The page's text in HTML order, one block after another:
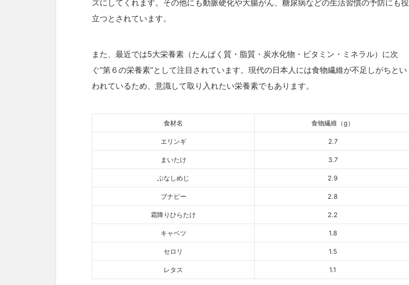
ズにしてくれます。その他にも動脈硬化や大腸がん、糖尿病などの生活習慣の予防にも役
立つとされています。
また、最近では5大栄養素（たんぱく質・脂質・炭水化物・ビタミン・ミネラル）に次
ぐ“第６の栄養素”として注目されています。現代の日本人には食物繊維が不足しがちとい
われているため、意識して取り入れたい栄養素でもあります。
食材名 食物繊維（g）
エリンギ 2.7
まいたけ 3.7
ぶなしめじ 2.9
ブナピー 2.8
霜降りひらたけ 2.2
キャベツ 1.8
セロリ 1.5
レタス 1.1